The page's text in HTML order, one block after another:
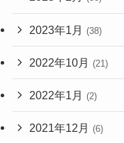
2023年1月 (38)
2022年10月 (21)
2022年1月 (2)
2021年12月 (6)